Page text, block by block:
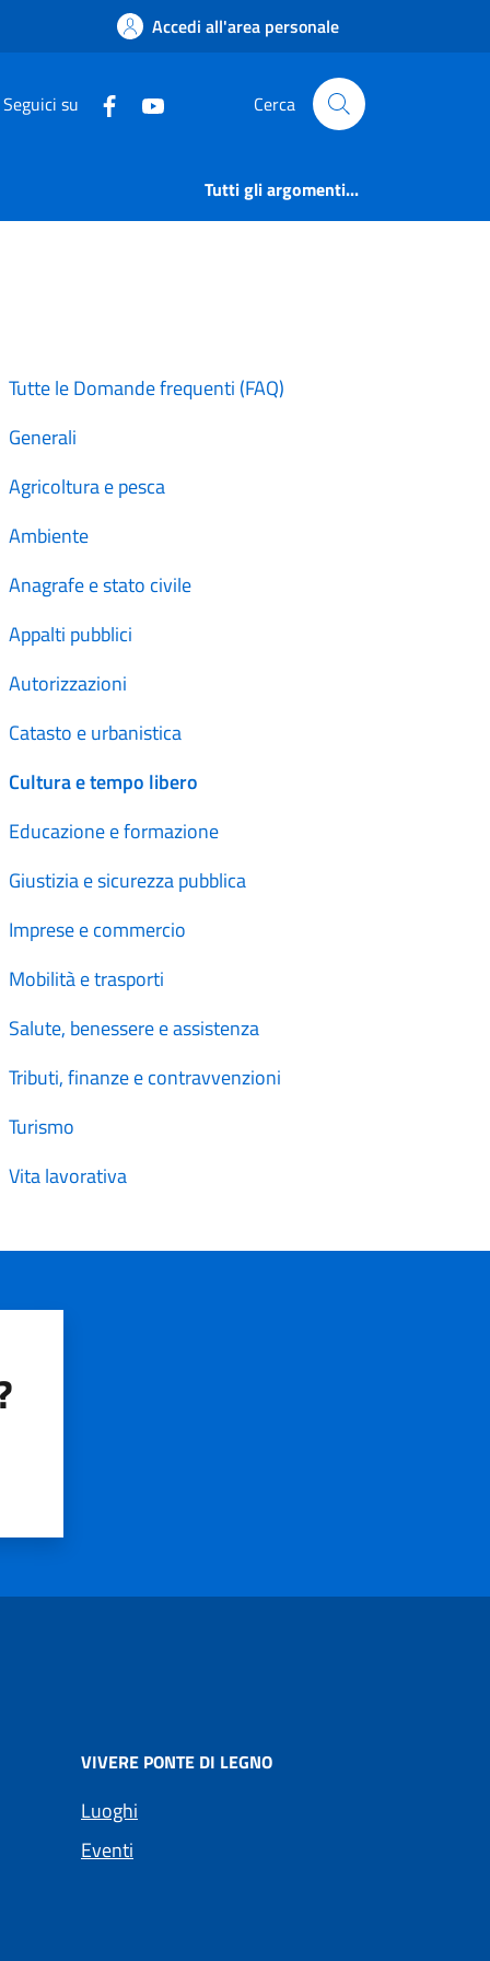
di Legno
Accedi all'area personale
Seguici su Cerca
Tutti gli argomenti...
Tutte le Domande frequenti (FAQ)
Generali
Agricoltura e pesca
Ambiente
Anagrafe e stato civile
Appalti pubblici
Autorizzazioni
Catasto e urbanistica
Cultura e tempo libero
Educazione e formazione
Giustizia e sicurezza pubblica
Imprese e commercio
Mobilità e trasporti
Salute, benessere e assistenza
Tributi, finanze e contravvenzioni
Turismo
Vita lavorativa
VIVERE PONTE DI LEGNO
Luoghi
Eventi